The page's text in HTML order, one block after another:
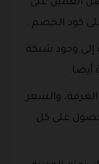
العميل على
كود الخصم .
إلى وجود شبكة
أيضا.
والسعر
على كل